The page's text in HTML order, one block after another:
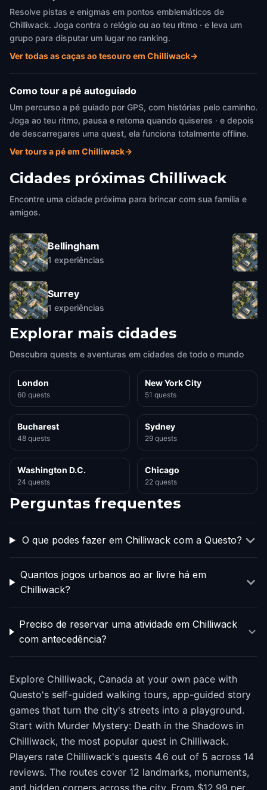
Resolve pistas e enigmas em pontos emblemáticos de
Chilliwack. Joga contra o relógio ou ao teu ritmo · e leva um
grupo para disputar um lugar no ranking.
Ver todas as caças ao tesouro em Chilliwack→
Como tour a pé autoguiado
Um percurso a pé guiado por GPS, com histórias pelo caminho.
Joga ao teu ritmo, pausa e retoma quando quiseres · e depois
de descarregares uma quest, ela funciona totalmente offline.
Ver tours a pé em Chilliwack→
Cidades próximas Chilliwack
Encontre uma cidade próxima para brincar com sua família e
amigos.
Bellingham
1 experiências
Surrey
1 experiências
Explorar mais cidades
Descubra quests e aventuras em cidades de todo o mundo
London
60 quests
New York City
51 quests
Bucharest
48 quests
Sydney
29 quests
Washington D.C.
24 quests
Chicago
22 quests
Perguntas frequentes
O que podes fazer em Chilliwack com a Questo?
Quantos jogos urbanos ao ar livre há em
Chilliwack?
Preciso de reservar uma atividade em Chilliwack
com antecedência?
Explore Chilliwack, Canada at your own pace with
Questo's self-guided walking tours, app-guided story
games that turn the city's streets into a playground.
Start with Murder Mystery: Death in the Shadows in
Chilliwack, the most popular quest in Chilliwack.
Players rate Chilliwack's quests 4.6 out of 5 across 14
reviews. The routes cover 12 landmarks, monuments,
and hidden corners across the city. From $12.99 per